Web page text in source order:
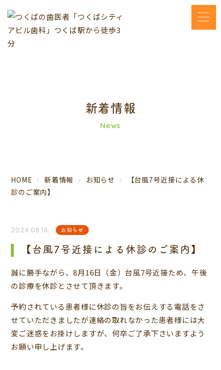
新着情報
News
HOME 新着情報 お知らせ
【台風7号近接による休
診のご案内】
2024.08.16 お知らせ
【台風7号近接による休診のご案内】
誠に勝手ながら、8月16日（金）台風7号近接ため、午後
の診療を休診とさせて頂きます。
予約されている患者様に休診の旨をお伝えする電話をさ
せていただきましたが連絡の取れなかった患者様には大
変ご迷惑をお掛けしますが、何卒ご了承下さいますよう
お願い申し上げます。